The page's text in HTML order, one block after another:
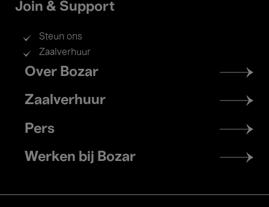
Join & Support
Steun ons
Zaalverhuur
Footer
menu
Over Bozar
Zaalverhuur
Pers
Werken bij Bozar